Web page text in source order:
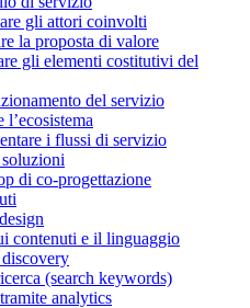
gli attori coinvolti
la proposta di valore
gli elementi costitutivi del
del servizio
l’ecosistema
i flussi di servizio
di co-progettazione
contenuti e il linguaggio
(search keywords)
analytics